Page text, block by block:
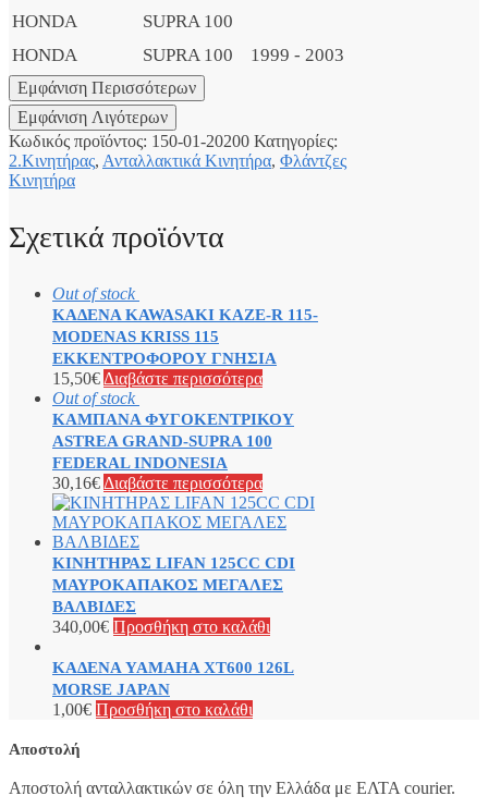
HONDA
SUPRA 100
HONDA
SUPRA 100 1999 - 2003
Κωδικός προϊόντος: 150-01-20200 Κατηγορίες:
2.Κινητήρας, Ανταλλακτικά Κινητήρα, Φλάντζες
Κινητήρα
Σχετικά προϊόντα
Out of stock
ΚΑΔΕΝΑ KAWASAKI KAZE-R 115-
MODENAS KRISS 115
ΕΚΚΕΝΤΡΟΦΟΡΟΥ ΓΝΗΣΙΑ
15,50€ Διαβάστε περισσότερα
Out of stock
ΚΑΜΠΑΝΑ ΦΥΓΟΚΕΝΤΡΙΚΟΥ
ASTREA GRAND-SUPRA 100
FEDERAL INDONESIA
30,16€ Διαβάστε περισσότερα
ΚΙΝΗΤΗΡΑΣ LIFAN 125CC CDI
ΜΑΥΡΟΚΑΠΑΚΟΣ ΜΕΓΑΛΕΣ
ΒΑΛΒΙΔΕΣ
340,00€ Προσθήκη στο καλάθι
ΚΑΔΕΝΑ YAMAHA XT600 126L
MORSE JAPAN
1,00€ Προσθήκη στο καλάθι
Αποστολή
Αποστολή ανταλλακτικών σε όλη την Ελλάδα με ΕΛΤΑ courier.